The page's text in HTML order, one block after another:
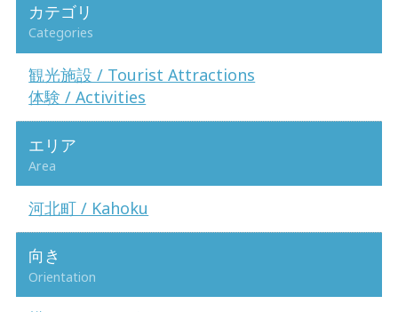
カテゴリ
Categories
観光施設 / Tourist Attractions
体験 / Activities
エリア
Area
河北町 / Kahoku
向き
Orientation